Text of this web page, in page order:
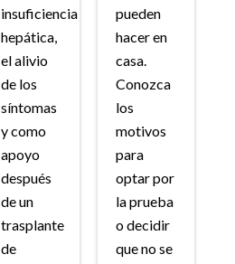
insuficiencia
hepática,
el alivio
de los
síntomas
y como
apoyo
después
de un
trasplante
de
pueden
hacer en
casa.
Conozca
los
motivos
para
optar por
la prueba
o decidir
que no se